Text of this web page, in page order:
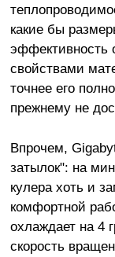
какие бы
эффективность
свойствами
точнее его
прежнему не
Впрочем,
затылок": на
кулера хоть и
комфортной
охлаждает на 4
скорость